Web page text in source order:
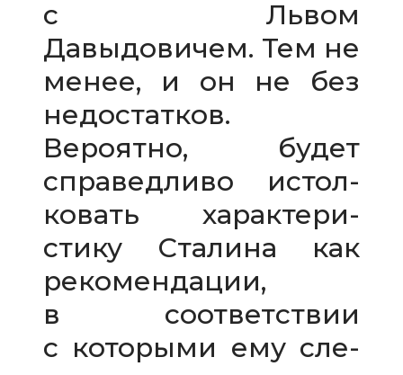
с Львом
Давыдовичем. Тем не
менее, и он не без
недо­стат­ков.
Вероятно, будет
спра­вед­ливо истол­
ко­вать харак­те­ри­
стику Сталина как
реко­мен­да­ции,
в соот­вет­ствии
с кото­рыми ему сле­